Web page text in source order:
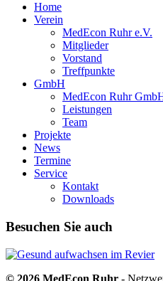
Home
Verein
MedEcon Ruhr e.V.
Mitglieder
Vorstand
Treffpunkte
GmbH
MedEcon Ruhr
Leistungen
Team
Projekte
News
Termine
Service
Kontakt
Downloads
Besuchen Sie auch
© 2026 MedEcon Ruhr -